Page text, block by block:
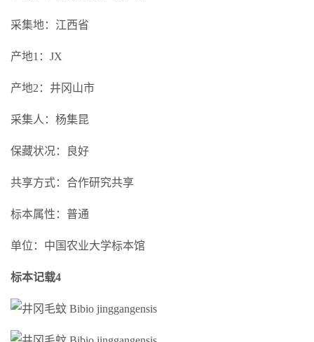
采集地：江西省
产地1：JX
产地2：井冈山市
采集人：杨集昆
保藏状况：良好
共享方式：合作研究共享
标本属性：普通
单位：中国农业大学标本馆
标本记载4